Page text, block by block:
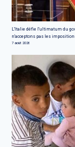
L'Italie défie l'ultimatum du
n'acceptons pas les
7 août 2026